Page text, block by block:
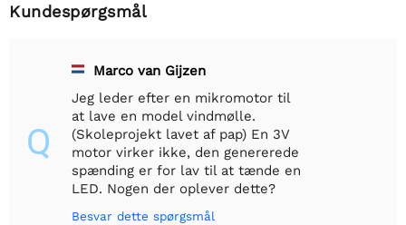
Kundespørgsmål
Q
Marco van Gijzen
Jeg leder efter en mikromotor til
at lave en model vindmølle.
(Skoleprojekt lavet af pap) En 3V
motor virker ikke, den genererede
spænding er for lav til at tænde en
LED. Nogen der oplever dette?
Besvar dette spørgsmål